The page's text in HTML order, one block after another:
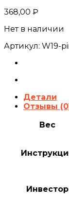
368,00 ₽
Нет в наличии
Артикул: W19-
Детали
Отзывы
Вес
Инвестор